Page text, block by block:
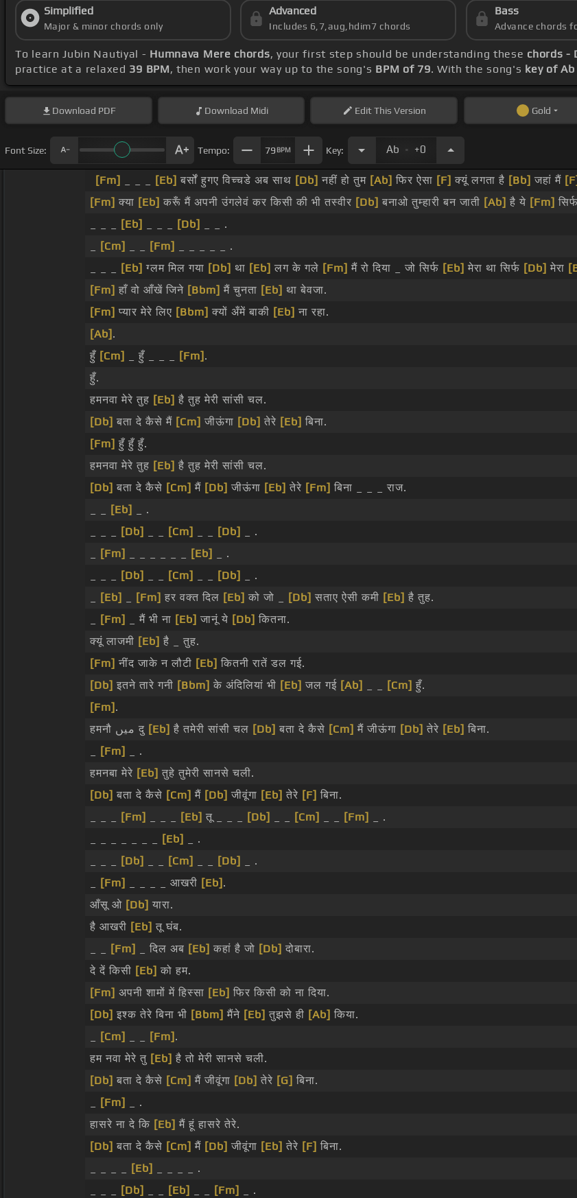
Simplified
Major & minor chords only
Advanced
Includes 6,7,aug,hdim7 chords
Bass
Advance chords
To learn Jubin Nautiyal - Humnava Mere chords, your first step should be understanding these chords -
practice at a relaxed 39 BPM, then work your way up to the song's BPM of 79. With the song's key of
Download PDF Download Midi EditThis Version Gold
Font Size: Tempo: 79 BPM Key: Ab . +0
[Fm] [Eb] बर्सों हुगए विच्चडे अब साथ [Db] नहीं हो तुम [Ab] फिर ऐसा [F] क्यूं लगता है [Bb] जहां मैं [F]
[Fm] क्या [Eb] करूँ मैं अपनी उंगलेवं कर किसी की भी तस्वीर [Db] बनाओ तुम्हारी बन जाती [Ab] है ये [Fm]
[Eb] [Db]
_ _ .
[Cm] [Fm]
_ _ _ _ _ .
[Eb] ग्लम मिल गया [Db] था [Eb] लग के गले [Fm] मैं रो दिया _ जो सिर्फ [Eb] मेरा था सिर्फ [Db] मेरा
[Fm] हाँ वो आँखें जिने [Bbm] मैं चुनता [Eb] था बेवजा.
[Fm] प्यार मेरे लिए [Bbm] क्यों अँमें बाकी [Eb] ना रहा.
[Ab] .
हुँ [Cm] _ हुँ _ _ _ [Fm] .
हुँ.
हमनवा मेरे तुह [Eb] है तुह मेरी सांसी चल.
[Db] बता दे कैसे मैं [Cm] जीऊंगा [Db] तेरे [Eb] बिना.
[Fm] हुँ हुँ हुँ.
हमनवा मेरे तुह [Eb] है तुह मेरी सांसी चल.
[Db] बता दे कैसे [Cm] मैं [Db] जीऊंगा [Eb] तेरे [Fm] बिना _ _ _ राज.
[Eb]
_ .
[Db] [Cm] [Db]
_ .
[Fm] [Eb]
_ .
[Db] [Cm] [Db]
_ .
[Eb] [Fm] हर वक्त दिल [Eb] को जो _ [Db] सताए ऐसी कमी [Eb] है तुह.
[Fm] _ मैं भी ना [Eb] जानूं ये [Db] कितना.
क्यूं लाजमी [Eb] है _ तुह.
[Fm] नींद जाके न लौटी [Eb] कितनी रातें डल गई.
[Db] इतने तारे गनी [Bbm] के अंदिलियां भी [Eb] जल गई [Ab] [Cm] हुँ.
[Fm] .
हमनौ میں दु [Eb] है तमेरी सांसी चल [Db] बता दे कैसे [Cm] मैं जीऊंगा [Db] तेरे [Eb] बिना.
[Fm]
_ .
हमनबा मेरे [Eb] तुहे तुमेरी सानसे चली.
[Db] बता दे कैसे [Cm] मैं [Db] जीवूंगा [Eb] तेरे [F] बिना.
[Fm] [Eb] तू _ _ _ [Db] [Cm] [Fm]
_ .
[Eb]
_ .
[Db] [Cm] [Db]
_ .
[Fm] _ _ _ _ आखरी [Eb] .
आँसू ओ [Db] यारा.
है आखरी [Eb] तू घंब.
[Fm] _ दिल अब [Eb] कहां है जो [Db] दोबारा.
दे दें किसी [Eb] को हम.
[Fm] अपनी शामों में हिस्सा [Eb] फिर किसी को ना दिया.
[Db] इश्क तेरे बिना भी [Bbm] मैंने [Eb] तुझसे ही [Ab] किया.
[Cm] [Fm] .
हम नवा मेरे तु [Eb] है तो मेरी सानसे चली.
[Db] बता दे कैसे [Cm] मैं जीवूंगा [Db] तेरे [G] बिना.
[Fm]
_ .
हासरे ना दे कि [Eb] मैं हूं हासरे तेरे.
[Db] बता दे कैसे [Cm] मैं [Db] जीवूंगा [Eb] तेरे [F] बिना.
[Eb]
_ _ _ _ .
[Db] [Eb] [Fm]
_ .